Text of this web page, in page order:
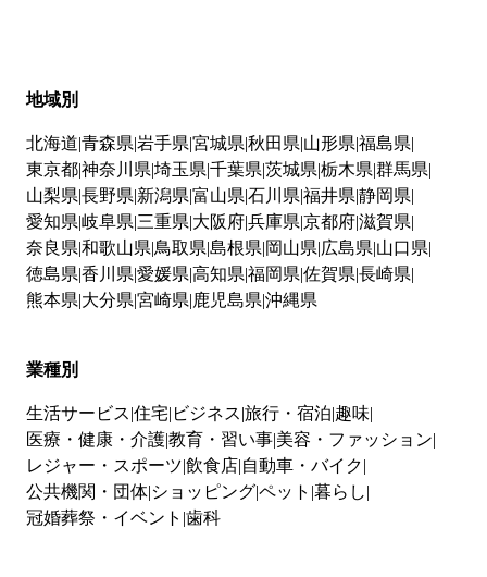
地域別
北海道 青森県 岩手県 宮城県 秋田県 山形県 福島県
東京都神奈川県 埼玉県 千葉県 茨城県 栃木県 群馬県
山梨県 長野県 新潟県 富山県 石川県 福井県 静岡県
愛知県 岐阜県 三重県 大阪府兵庫県 京都府滋賀県
奈良県 和歌山県 鳥取県 島根県 岡山県 広島県 山口県
徳島県 香川県 愛媛県 高知県 福岡県 佐賀県 長崎県
熊本県 大分県 宮崎県 鹿児島県 沖縄県
業種別
生活サービス 住宅 ビジネス 旅行・宿泊 趣味
医療・健康・介護教育・習い事 美容・ファッション
レジャー・スポーツ 飲食店 自動車・バイク
公共機関・団体 ショッピングペット 暮らし
冠婚葬祭・イベント 歯科